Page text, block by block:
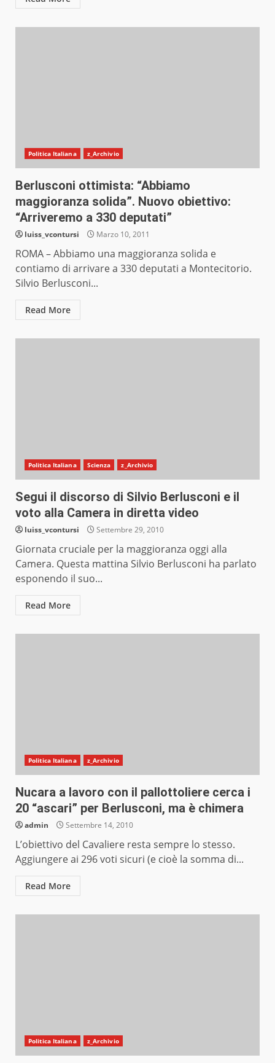
Politica Italiana z_Archivio
Berlusconi ottimista: “Abbiamo
maggioranza solida”. Nuovo obiettivo:
“Arriveremo a 330 deputati”
luiss_vcontursi Marzo 10, 2011
ROMA – Abbiamo una maggioranza solida e
contiamo di arrivare a 330 deputati a Montecitorio.
Silvio Berlusconi...
Read More
Politica Italiana Scienza z_Archivio
Segui il discorso di Silvio Berlusconi e il
voto alla Camera in diretta video
luiss_vcontursi Settembre 29, 2010
Giornata cruciale per la maggioranza oggi alla
Camera. Questa mattina Silvio Berlusconi ha parlato
esponendo il suo...
Read More
Politica Italiana z_Archivio
Nucara a lavoro con il pallottoliere cerca i
20 “ascari” per Berlusconi, ma è chimera
admin Settembre 14, 2010
L’obiettivo del Cavaliere resta sempre lo stesso.
Aggiungere ai 296 voti sicuri (e cioè la somma di...
Read More
Politica Italiana z_Archivio